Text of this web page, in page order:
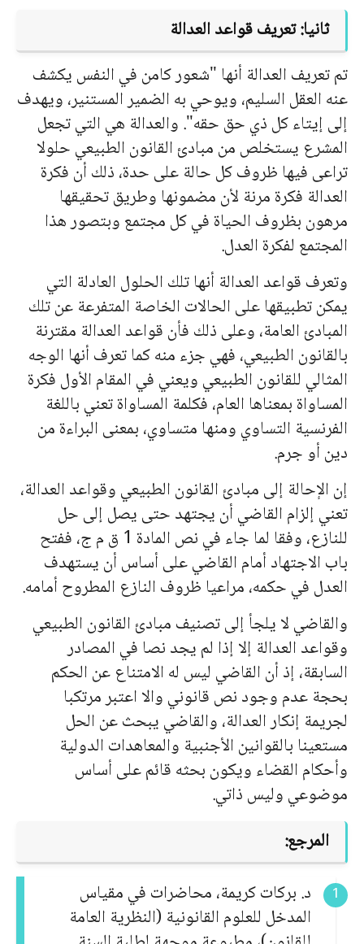
ثانیا: تعریف قواعد العدالة
تم تعریف العدالة أنها "شعور كامن في النفس یكشف
عنه العقل السلیم، ویوحي به الضمیر المستنیر، ویهدف
إلى إیتاء كل ذي حق حقه". والعدالة هي التي تجعل
المشرع یستخلص من مبادئ القانون الطبیعي حلولا
تراعى فیها ظروف كل حالة على حدة، ذلك أن فكرة
العدالة فكرة مرنة لأن مضمونها وطریق تحقیقها
مرهون بظروف الحیاة في كل مجتمع وبتصور هذا
المجتمع لفكرة العدل.
وتعرف قواعد العدالة أنها تلك الحلول العادلة التي
یمكن تطبیقها على الحالات الخاصة المتفرعة عن تلك
المبادئ العامة، وعلى ذلك فأن قواعد العدالة مقترنة
بالقانون الطبیعي، فهي جزء منه كما تعرف أنها الوجه
المثالي للقانون الطبیعي ویعني في المقام الأول فكرة
المساواة بمعناها العام، فكلمة المساواة تعني باللغة
الفرنسیة التساوي ومنها متساوي، بمعنى البراءة من
دین أو جرم.
إن الإحالة إلى مبادئ القانون الطبیعي وقواعد العدالة،
تعني إلزام القاضي أن یجتهد حتى یصل إلى حل
للنازع، وفقا لما جاء في نص المادة 1 ق م ج، ففتح
باب الاجتهاد أمام القاضي على أساس أن یستهدف
العدل في حكمه، مراعیا ظروف النازع المطروح أمامه.
والقاضي لا یلجأ إلى تصنیف مبادئ القانون الطبیعي
وقواعد العدالة إلا إذا لم یجد نصا في المصادر
السابقة، إذ أن القاضي لیس له الامتناع عن الحكم
بحجة عدم وجود نص قانوني والا اعتبر مرتكبا
لجریمة إنكار العدالة، والقاضي یبحث عن الحل
مستعینا بالقوانین الأجنبیة والمعاهدات الدولیة
وأحكام القضاء ویكون بحثه قائم على أساس
موضوعي ولیس ذاتي.
المرجع:
د. بركات كريمة، محاضرات في مقياس
المدخل للعلوم القانونية (النظرية العامة